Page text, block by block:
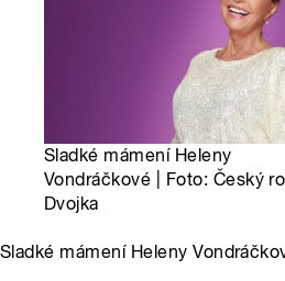
Sladké mámení Heleny
Vondráčkové | Foto: Český
Dvojka
Sladké mámení Heleny